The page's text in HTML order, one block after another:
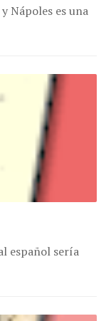
Nápoles es una
español sería